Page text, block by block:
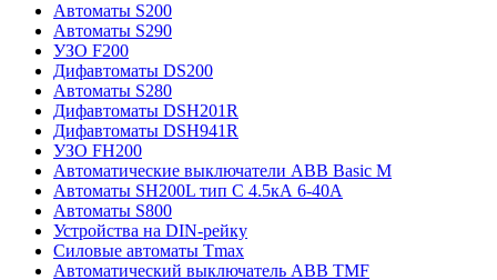
Автоматы S200
Автоматы S290
УЗО F200
Дифавтоматы DS200
Автоматы S280
Дифавтоматы DSH201R
Дифавтоматы DSH941R
УЗО FH200
Автоматические выключатели ABB Basic M
Автоматы SH200L тип С 4.5кА 6-40А
Автоматы S800
Устройства на DIN-рейку
Силовые автоматы Tmax
Автоматический выключатель ABB TMF